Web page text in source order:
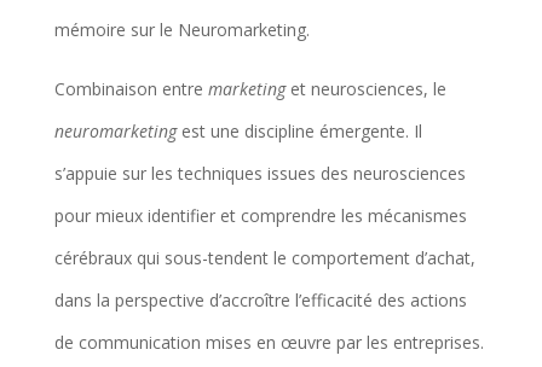
mémoire sur le Neuromarketing.
Combinaison entre marketinget neurosciences, le
neuromarketingest une discipline émergente. Il
s’appuie sur les techniques issues des neurosciences
pour mieux identifier et comprendre les mécanismes
cérébraux qui sous-tendent le comportement d’achat,
dans la perspective d’accroître l’efficacité des actions
de communication mises en œuvre par les entreprises.